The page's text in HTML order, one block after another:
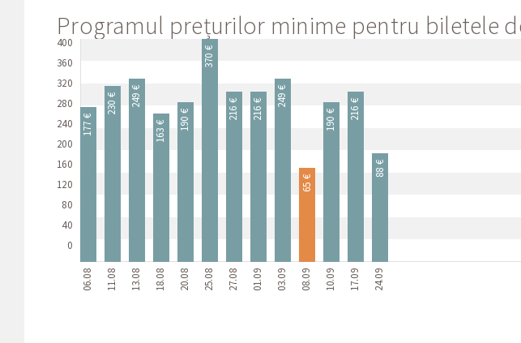
Programul prețurilor minime pentru biletele
400
360
320
280
240
200
160
120
80
40
0
177 €
06.08
230 €
11.08
249 €
13.08
163 €
18.08
190 €
20.08
370 €
25.08
216 €
27.08
216 €
01.09
249 €
03.09
65 €
08.09
190 €
10.09
216 €
17.09
88 €
24.09